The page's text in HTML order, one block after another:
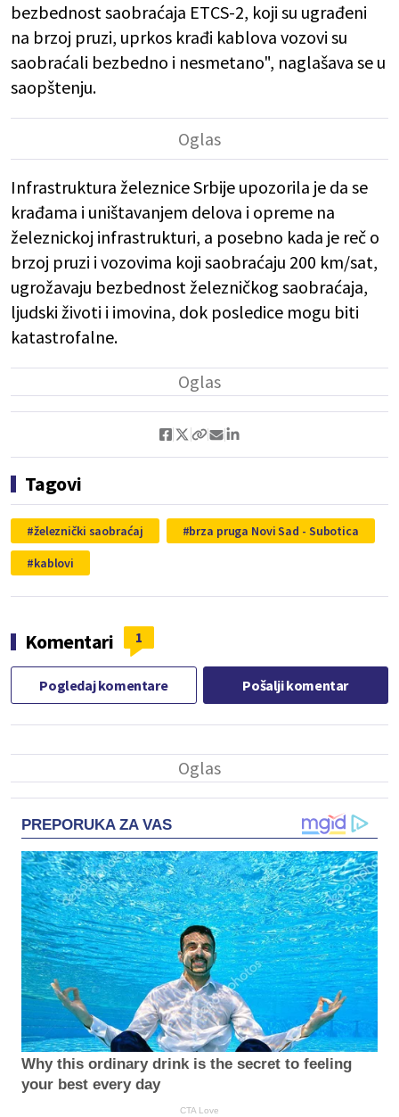
bezbednost saobraćaja ETCS-2, koji su ugrađeni
na brzoj pruzi, uprkos krađi kablova vozovi su
saobraćali bezbedno i nesmetano", naglašava se u
saopštenju.
Infrastruktura železnice Srbije upozorila je da se
krađama i uništavanjem delova i opreme na
železnickoj infrastrukturi, a posebno kada je reč o
brzoj pruzi i vozovima koji saobraćaju 200 km/sat,
ugrožavaju bezbednost železničkog saobraćaja,
ljudski životi i imovina, dok posledice mogu biti
katastrofalne.
Tagovi
železnički saobraćaj
brza pruga Novi Sad - Subotica
kablovi
Komentari 1
Pogledaj komentare Pošalji komentar
PREPORUKA ZA VAS
Why this ordinary drink is the secret to feeling
your best every day
CTA Love